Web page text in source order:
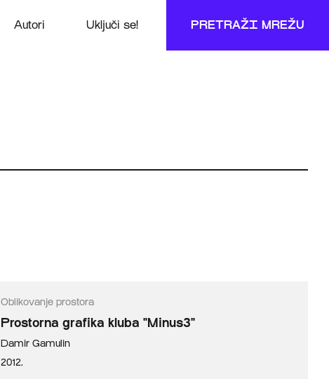
Autori Uključi se! PRETRAŽI MREŽU
Oblikovanje prostora
Prostorna grafika kluba "Minus3"
Damir Gamulin
2012.